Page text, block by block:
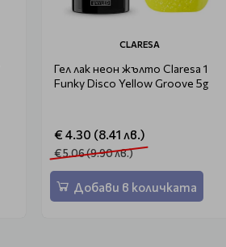
CLARESA
Гел лак неон жълто Claresa 1
Funky Disco Yellow Groove 5g
€ 4.30 (8.41 лв.)
€ 5.06 (9.90 лв.)
Добави в количката